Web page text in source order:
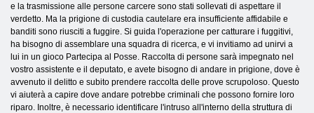
e la trasmissione alle persone carcere sono stati sollevati di aspettare il
verdetto. Ma la prigione di custodia cautelare era insufficiente affidabile e
banditi sono riusciti a fuggire. Si guida l'operazione per catturare i fuggitivi,
ha bisogno di assemblare una squadra di ricerca, e vi invitiamo ad unirvi a
lui in un gioco Partecipa al Posse. Raccolta di persone sarà impegnato nel
vostro assistente e il deputato, e avete bisogno di andare in prigione, dove è
avvenuto il delitto e subito prendere raccolta delle prove scrupoloso. Questo
vi aiuterà a capire dove andare potrebbe criminali che possono fornire loro
riparo. Inoltre, è necessario identificare l'intruso all'interno della struttura di